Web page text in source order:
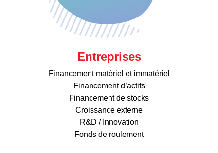
Entreprises
Financement matériel et immatériel
Financement d’actifs
Financement de stocks
Croissance externe
R&D / Innovation
Fonds de roulement